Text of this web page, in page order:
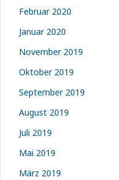
Februar 2020
Januar 2020
November 2019
Oktober 2019
September 2019
August 2019
Juli 2019
Mai 2019
März 2019